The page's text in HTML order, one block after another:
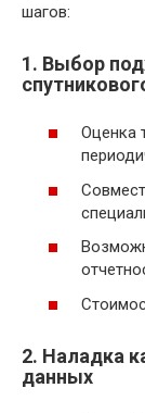
шагов:
1. Выбор
Оценка
2. Наладка
данных